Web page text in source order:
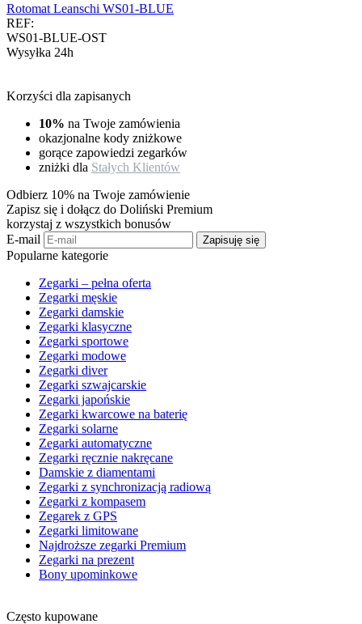
Rotomat Leanschi WS01-BLUE
REF:
WS01-BLUE-OST
Wysyłka 24h
Korzyści dla zapisanych
10% na Twoje zamówienia
okazjonalne kody zniżkowe
gorące zapowiedzi zegarków
zniżki dla Stałych Klientów
Odbierz 10% na Twoje zamówienie
Zapisz się i dołącz do Doliński Premium
korzystaj z wszystkich bonusów
E-mail
Zapisuję się
Popularne kategorie
Zegarki – pełna oferta
Zegarki męskie
Zegarki damskie
Zegarki klasyczne
Zegarki sportowe
Zegarki modowe
Zegarki diver
Zegarki szwajcarskie
Zegarki japońskie
Zegarki kwarcowe na baterię
Zegarki solarne
Zegarki automatyczne
Zegarki ręcznie nakręcane
Damskie z diamentami
Zegarki z synchronizacją radiową
Zegarki z kompasem
Zegarek z GPS
Zegarki limitowane
Najdroższe zegarki Premium
Zegarki na prezent
Bony upominkowe
Często kupowane